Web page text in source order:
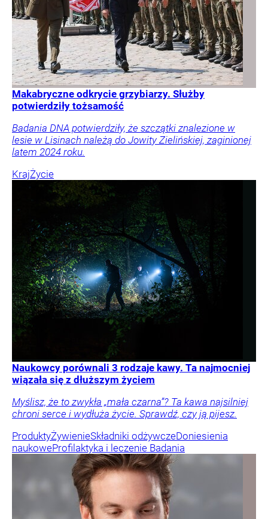
Makabryczne odkrycie grzybiarzy. Służby
potwierdziły tożsamość
Badania DNA potwierdziły, że szczątki znalezione w
lesie w Lisinach należą do Jowity Zielińskiej, zaginionej
latem 2024 roku.
KrajŻycie
Naukowcy porównali 3 rodzaje kawy. Ta najmocniej
wiązała się z dłuższym życiem
Myślisz, że to zwykła „mała czarna”? Ta kawa najsilniej
chroni serce i wydłuża życie. Sprawdź, czy ją pijesz.
ProduktyŻywienieSkładniki odżywczeDoniesienia
naukoweProfilaktyka i leczenie Badania